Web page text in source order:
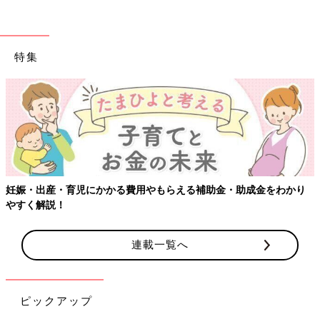
特集
妊娠・出産・育児にかかる費用やもらえる補助金・助成金をわかり
やすく解説！
連載一覧へ
ピックアップ